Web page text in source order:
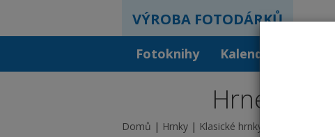
VÝROBA FOTODÁRKŮ
Fotoknihy Kalendáře
Hrnek
Domů Hrnky Klasické hrnky